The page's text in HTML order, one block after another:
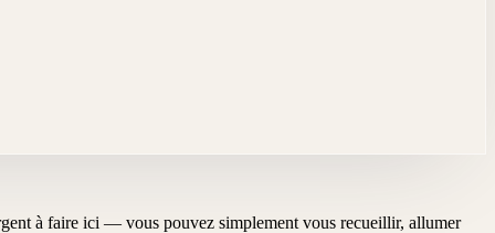
à faire ici — vous pouvez simplement vous recueillir, allumer